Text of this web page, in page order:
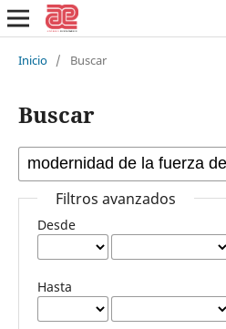
Inicio / Buscar
Buscar
Filtros avanzados
Desde
Hasta